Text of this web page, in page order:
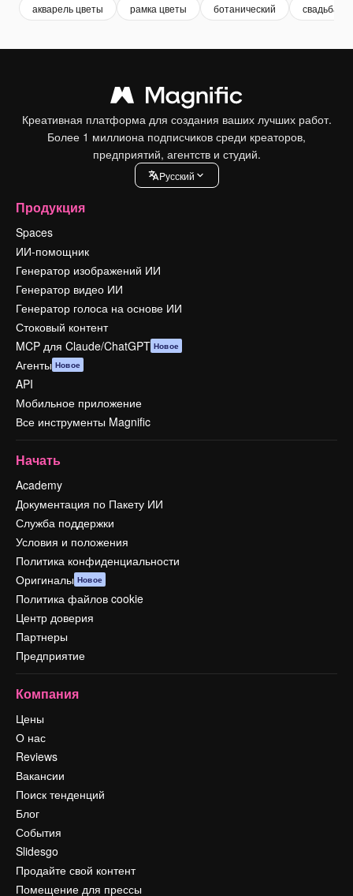
акварель цветы рамка цветы ботанический свадьба
Креативная платформа для создания ваших лучших работ.
Более 1 миллиона подписчиков среди креаторов,
предприятий, агентств и студий.
Pусский
Продукция
Spaces
ИИ-помощник
Генератор изображений ИИ
Генератор видео ИИ
Генератор голоса на основе ИИ
Стоковый контент
MCP для Claude/ChatGPT Новое
Агенты Новое
API
Мобильное приложение
Все инструменты Magnific
Начать
Academy
Документация по Пакету ИИ
Служба поддержки
Условия и положения
Политика конфиденциальности
Оригиналы Новое
Политика файлов cookie
Центр доверия
Партнеры
Предприятие
Компания
Цены
О нас
Reviews
Вакансии
Поиск тенденций
Блог
События
Slidesgo
Продайте свой контент
Помещение для прессы